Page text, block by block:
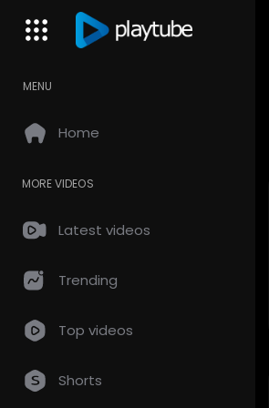
MENU
Home
MORE VIDEOS
Latest videos
Trending
Top videos
Shorts